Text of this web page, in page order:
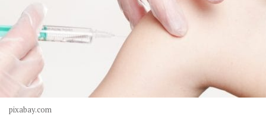
pixabay.com